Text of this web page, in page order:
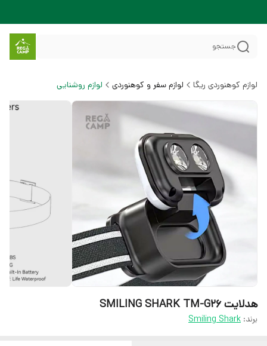
جستجو
لوازم کوهنوردی ریگا لوازم سفر و کوهنوردی لوازم روشنایی
هدلایت SMILING SHARK TM-G26
برند: Smiling Shark